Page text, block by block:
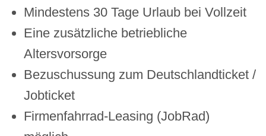
Mindestens 30 Tage Urlaub bei Vollzeit
Eine zusätzliche betriebliche
Altersvorsorge
Bezuschussung zum Deutschlandticket /
Jobticket
Firmenfahrrad-Leasing (JobRad)